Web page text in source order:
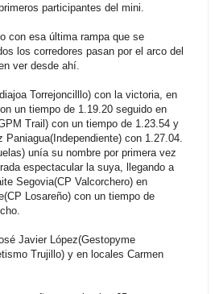
participantes del mini.
con esa última rampa que se
los corredores pasan por el arco del
ver desde ahí.
Torrejoncilllo) con la victoria, en
un tiempo de 1.19.20 seguido en
Trail) con un tiempo de 1.23.54 y
con 1.27.04.
unía su nombre por primera vez
espectacular la suya, llegando a
Segovia(CP Valcorchero) en
Losareño) con un tiempo de
Javier López(Gestopyme
Trujillo) y en locales Carmen